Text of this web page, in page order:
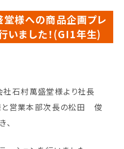
様への商品企画プレ
いました！(GI1年生)
石村萬盛堂様より社長
営業本部次長の松田 俊